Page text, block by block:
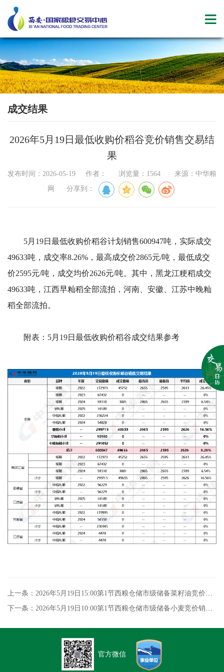
成交结果
2026年5月19日最低收购价稻谷竞价销售交易结
果
发布时间：2026-05-19 作者： 浏览量：1564 来源：中华粮
网 分享到：
5月19日最低收购价稻谷计划销售600947吨，实际成交
49633吨，成交率8.26%，最高成交价2865元/吨，最低成交
价2595元/吨，成交均价2626元/吨。其中，黑龙江粳稻成交
49633吨，江西早籼稻全部流拍，河南、安徽、江苏中晚籼
稻全部流拍。
附表：5月19日最低收购价稻谷成交结果参考
上一条：2026年5月19日15:00第1节西粮仓储市级储备菜籽油竞价销售交易结果
下一条：2026年5月19日10:00第1节西粮仓储市级储备小麦竞价销售专场交易结果
官方微信